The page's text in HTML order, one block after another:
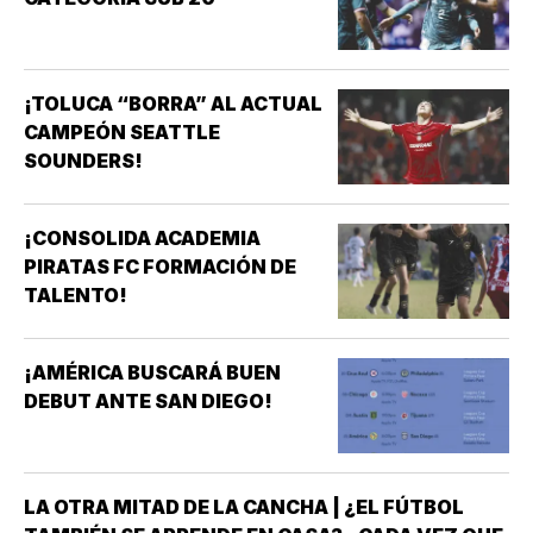
¡TOLUCA “BORRA” AL ACTUAL
CAMPEÓN SEATTLE
SOUNDERS!
¡CONSOLIDA ACADEMIA
PIRATAS FC FORMACIÓN DE
TALENTO!
¡AMÉRICA BUSCARÁ BUEN
DEBUT ANTE SAN DIEGO!
LA OTRA MITAD DE LA CANCHA | ¿EL FÚTBOL